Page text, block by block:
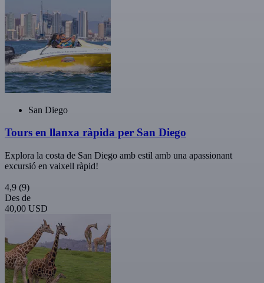
San Diego
Tours en llanxa ràpida per San Diego
Explora la costa de San Diego amb estil amb una apassionant
excursió en vaixell ràpid!
4,9 (9)
Des de
40,00 USD